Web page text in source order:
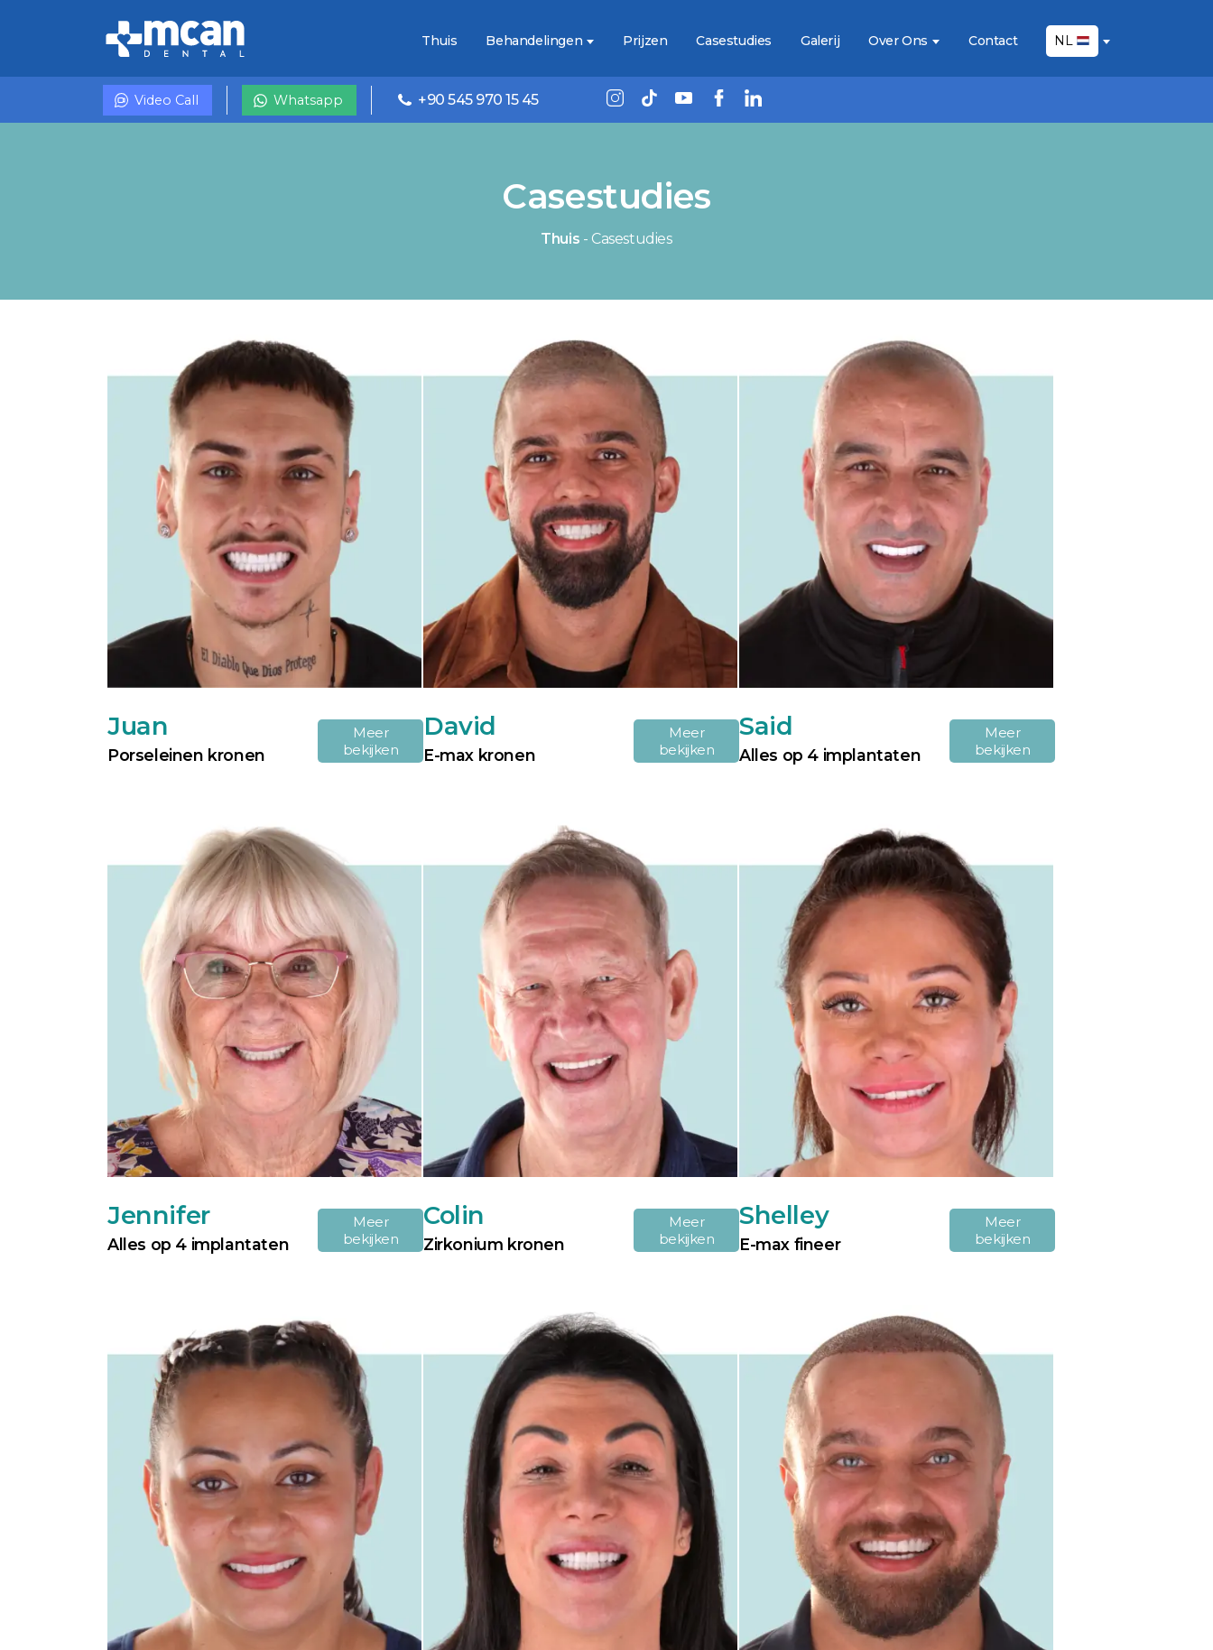
Thuis Behandelingen Prijzen Casestudies Galerij Over Ons Contact NL
Video Call Whatsapp +90 545 970 15 45
Casestudies
Thuis - Casestudies
Juan
Porseleinen kronen
Meer
bekijken
David
E-max kronen
Meer
bekijken
Said
Alles op 4 implantaten
Meer
bekijken
Jennifer
Alles op 4 implantaten
Meer
bekijken
Colin
Zirkonium kronen
Meer
bekijken
Shelley
E-max fineer
Meer
bekijken